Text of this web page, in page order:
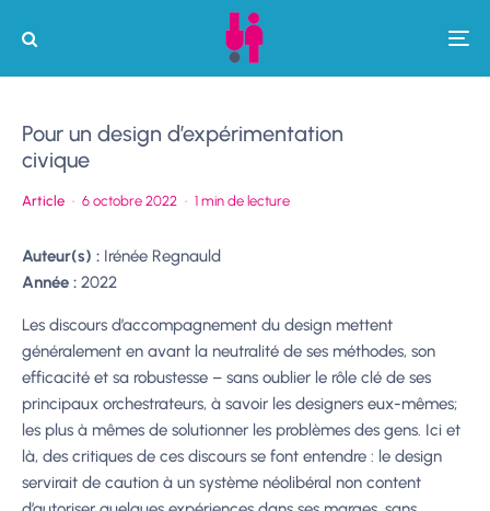
Pour un design d’expérimentation
civique
Article · 6 octobre 2022 · 1 min de lecture
Auteur(s) : Irénée Regnauld
Année : 2022
Les discours d’accompagnement du design mettent
généralement en avant la neutralité de ses méthodes, son
efficacité et sa robustesse – sans oublier le rôle clé de ses
principaux orchestrateurs, à savoir les designers eux-mêmes;
les plus à mêmes de solutionner les problèmes des gens. Ici et
là, des critiques de ces discours se font entendre : le design
servirait de caution à un système néolibéral non content